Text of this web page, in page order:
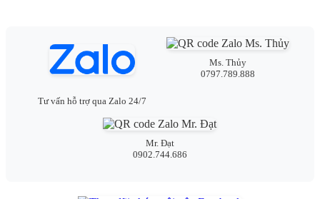
Tư vấn hỗ trợ qua Zalo 24/7
Ms. Thủy
0797.789.888
Mr. Đạt
0902.744.686